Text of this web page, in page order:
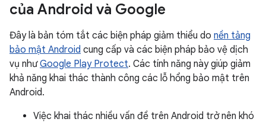
của Android và Google
Đây là bản tóm tắt các biện pháp giảm thiểu do nền tảng
bảo mật Android cung cấp và các biện pháp bảo vệ dịch
vụ nhưGoogle Play Protect. Các tính năng này giúp giảm
khả năng khai thác thành công các lỗ hổng bảo mật trên
Android.
Việc khai thác nhiều vấn đề trên Android trở nên khó